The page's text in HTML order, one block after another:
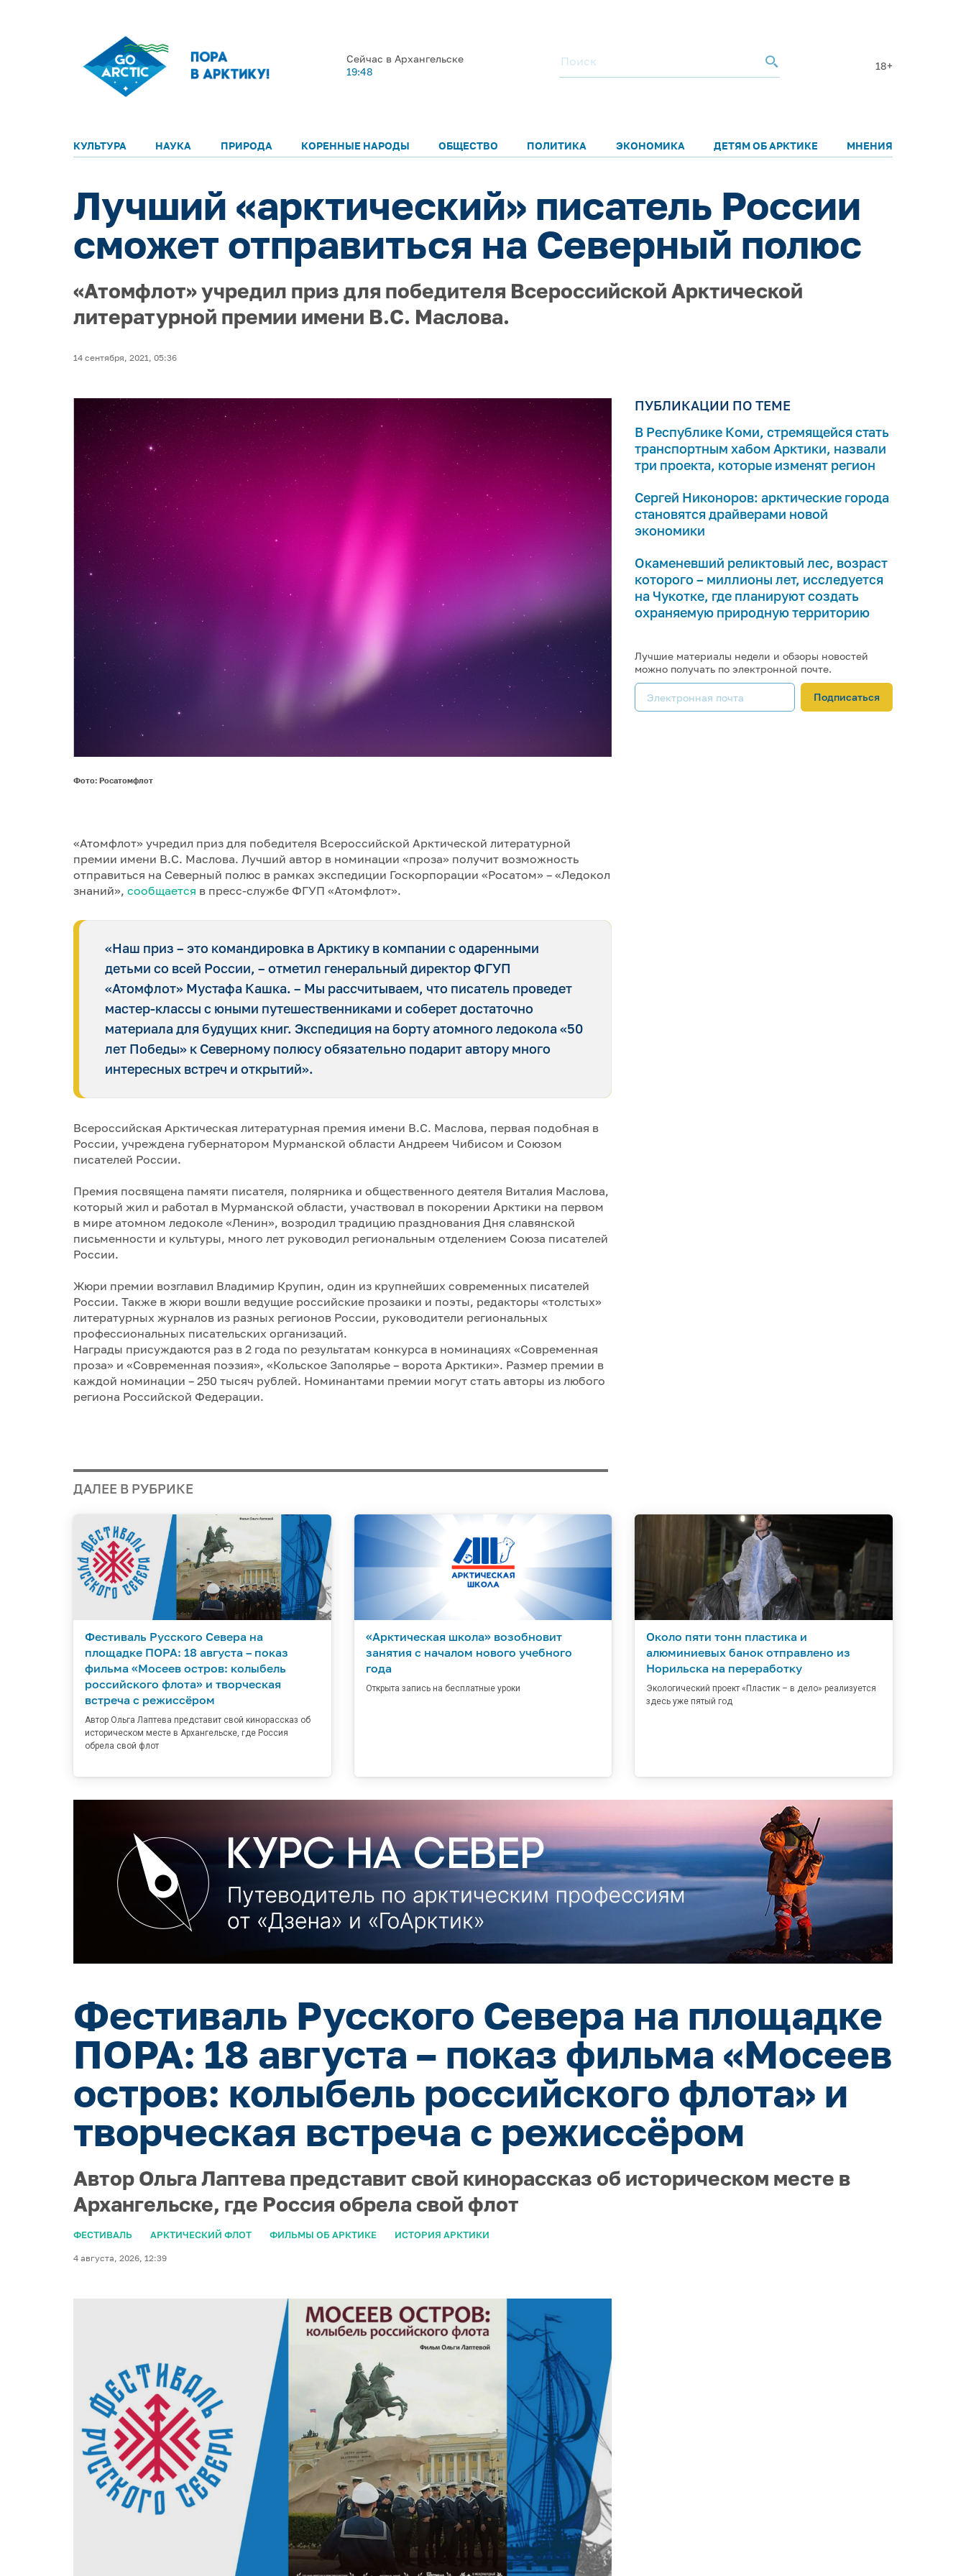
Сейчас в Архангельске
19:48
18+
КУЛЬТУРА НАУКА ПРИРОДА КОРЕННЫЕ НАРОДЫ ОБЩЕСТВО ПОЛИТИКА ЭКОНОМИКА ДЕТЯМ ОБ АРКТИКЕ МНЕНИЯ
Лучший «арктический» писатель России
сможет отправиться на Северный полюс
«Атомфлот» учредил приз для победителя Всероссийской Арктической
литературной премии имени В.С. Маслова.
14 сентября, 2021, 05:36
Фото: Росатомфлот
«Атомфлот» учредил приз для победителя Всероссийской Арктической литературной
премии имени В.С. Маслова. Лучший автор в номинации «проза» получит возможность
отправиться на Северный полюс в рамках экспедиции Госкорпорации «Росатом» – «Ледокол
знаний», сообщается в пресс-службе ФГУП «Атомфлот».
«Наш приз – это командировка в Арктику в компании с одаренными
детьми со всей России, – отметил генеральный директор ФГУП
«Атомфлот» Мустафа Кашка. – Мы рассчитываем, что писатель проведет
мастер-классы с юными путешественниками и соберет достаточно
материала для будущих книг. Экспедиция на борту атомного ледокола «50
лет Победы» к Северному полюсу обязательно подарит автору много
интересных встреч и открытий».
Всероссийская Арктическая литературная премия имени В.С. Маслова, первая подобная в
России, учреждена губернатором Мурманской области Андреем Чибисом и Союзом
писателей России.
Премия посвящена памяти писателя, полярника и общественного деятеля Виталия Маслова,
который жил и работал в Мурманской области, участвовал в покорении Арктики на первом
в мире атомном ледоколе «Ленин», возродил традицию празднования Дня славянской
письменности и культуры, много лет руководил региональным отделением Союза писателей
России.
Жюри премии возглавил Владимир Крупин, один из крупнейших современных писателей
России. Также в жюри вошли ведущие российские прозаики и поэты, редакторы «толстых»
литературных журналов из разных регионов России, руководители региональных
профессиональных писательских организаций.
Награды присуждаются раз в 2 года по результатам конкурса в номинациях «Современная
проза» и «Современная поэзия», «Кольское Заполярье – ворота Арктики». Размер премии в
каждой номинации – 250 тысяч рублей. Номинантами премии могут стать авторы из любого
региона Российской Федерации.
ПУБЛИКАЦИИ ПО ТЕМЕ
В Республике Коми, стремящейся стать
транспортным хабом Арктики, назвали
три проекта, которые изменят регион
Сергей Никоноров: арктические города
становятся драйверами новой
экономики
Окаменевший реликтовый лес, возраст
которого – миллионы лет, исследуется
на Чукотке, где планируют создать
охраняемую природную территорию
Лучшие материалы недели и обзоры новостей
можно получать по электронной почте.
Подписаться
ДАЛЕЕ В РУБРИКЕ
Фестиваль Русского Севера на
площадке ПОРА: 18 августа – показ
фильма «Мосеев остров: колыбель
российского флота» и творческая
встреча с режиссёром
Автор Ольга Лаптева представит свой кинорассказ об
историческом месте в Архангельске, где Россия
обрела свой флот
«Арктическая школа» возобновит
занятия с началом нового учебного
года
Открыта запись на бесплатные уроки
Около пяти тонн пластика и
алюминиевых банок отправлено из
Норильска на переработку
Экологический проект «Пластик – в дело» реализуется
здесь уже пятый год
Фестиваль Русского Севера на площадке
ПОРА: 18 августа – показ фильма «Мосеев
остров: колыбель российского флота» и
творческая встреча с режиссёром
Автор Ольга Лаптева представит свой кинорассказ об историческом месте в
Архангельске, где Россия обрела свой флот
ФЕСТИВАЛЬ АРКТИЧЕСКИЙ ФЛОТ ФИЛЬМЫ ОБ АРКТИКЕ ИСТОРИЯ АРКТИКИ
4 августа, 2026, 12:39